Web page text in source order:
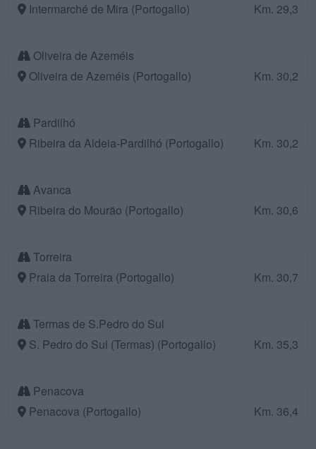
Intermarché de Mira (Portogallo)
Km. 29,3
Oliveira de Azeméis
Oliveira de Azeméis (Portogallo)
Km. 30,2
Pardilhó
Ribeira da Aldeia-Pardilhó (Portogallo)
Km. 30,2
Avanca
Ribeira do Mourão (Portogallo)
Km. 30,6
Torreira
Praia da Torreira (Portogallo)
Km. 30,7
Termas de S.Pedro do Sul
S. Pedro do Sul (Termas) (Portogallo)
Km. 35,3
Penacova
Penacova (Portogallo)
Km. 36,4